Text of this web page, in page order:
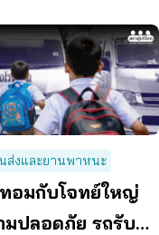
ส่งและยานพาหนะ
ทอมกับโจทย์ใหญ่
มปลอดภัย รถรับส่ง